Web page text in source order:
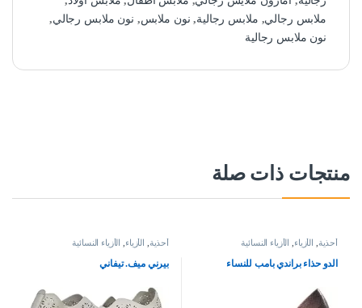
ملابس رجالي, ملابس رجالية, نون ملابس, نون ملابس رجالي,
نون ملابس رجالية
منتجات ذات صلة
أحذية الأزياء الأزياء النسائية
الدو حذاء براندي بامب للنساء
أحذية الأزياء الأزياء النسائية
بيرني ميف. تيفاني